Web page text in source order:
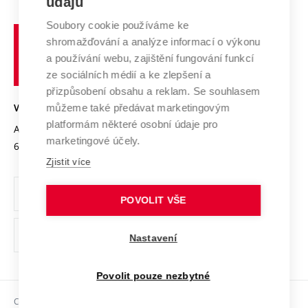
Systém zajišťování kvality výzkumu
Výzkumné infrastruktury
Transfer znalostí
Open Science
Projekty
Projekty ze strukturálních fondů
Specifický výzkum
Spolupráce se školami
Služby univerzity
Mezinárodní dohody
Univerzitní sítě
Profil univerzity
Udržitelná univerzita
Podnikavá univerzita / ContriBUTe
Bezpečná univerzita
Vyznamenání
Organizační struktura
Ochrana osobních údajů
odkaz)
Sociální bezpečí
učení
technické
VYSOKÉ UČENÍ TECHNICKÉ V BRNĚ
Antonínská 548/1
602 00 Brno
www.vut.cz
vut@vutbr.cz
Copyright © 2026 VUT
Soubory cookie používáme ke
shromažďování a analýze informací o výkonu
a používání webu, zajištění fungování funkcí
ze sociálních médií a ke zlepšení a
přizpůsobení obsahu a reklam. Se souhlasem
můžeme také předávat marketingovým
platformám některé osobní údaje pro
marketingové účely.
Zjistit více
POVOLIT VŠE
Nastavení
Povolit pouze nezbytné